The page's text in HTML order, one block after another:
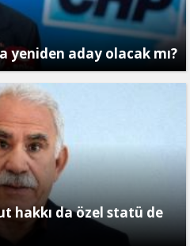
yeniden aday olacak mı?
hakkı da özel statü de